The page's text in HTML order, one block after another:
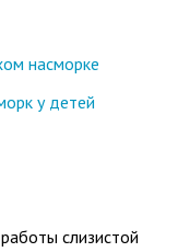
насморке
у детей
слизистой